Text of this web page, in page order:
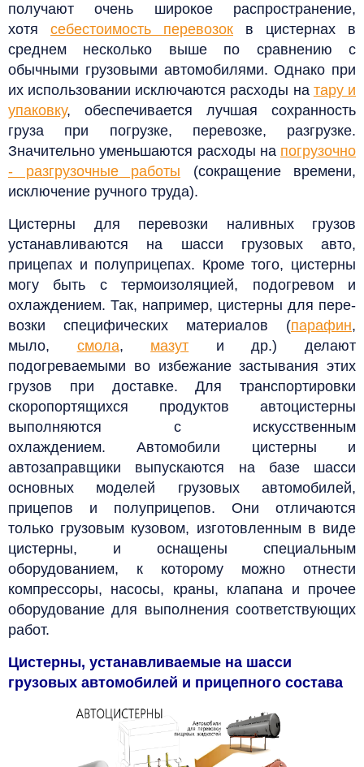
получают очень широкое распространение,
хотя себестоимость перевозок в цистернах в
среднем несколько выше по сравнению с
обычными грузовыми автомобилями. Однако при
их использовании исключаются расходы на тару и
упаковку, обеспечивается лучшая сохранность
гру­за при погрузке, перевозке, разгрузке.
Значительно уменьшаются расходы на погрузочно
- разгрузочные работы (сокращение времени,
исключение ручного труда).
Цистерны для перевозки наливных грузов
устанавливаются на шасси грузовых авто,
прицепах и полуприцепах. Кроме того, цистерны
могу быть с термоизоляцией, подогревом и
охлаждением. Так, например, цистерны для пере­
возки специфических материалов (парафин,
мыло, смола, мазут и др.) делают
подогреваемыми во избежание застывания этих
грузов при доставке. Для транспортировки
скоропортящихся продуктов автоцистерны
выполняются с искусственным
охлаждением. Автомобили цистерны и
автозаправщики выпускаются на базе шасси
основных моделей грузовых автомобилей,
прицепов и полуприцепов. Они отличаются
только грузовым кузовом, изготовленным в виде
цистерны, и оснащены специальным
оборудованием, к которому можно отнести
компрессоры, насосы, краны, клапана и прочее
оборудование для выполнения соответствующих
работ.
Цистерны, устанавливаемые на шасси
грузовых автомобилей и прицепного состава